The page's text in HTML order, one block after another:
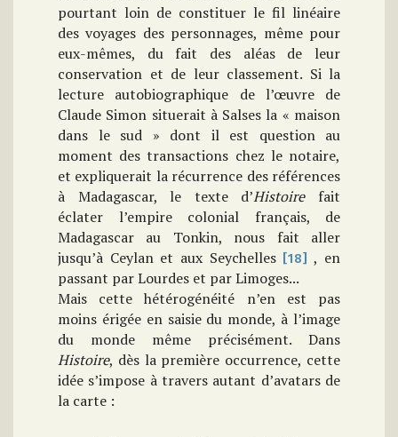
pourtant loin de constituer le fil linéaire
des voyages des personnages, même pour
eux-mêmes, du fait des aléas de leur
conservation et de leur classement. Si la
lecture autobiographique de l’œuvre de
Claude Simon situerait à Salses la « maison
dans le sud » dont il est question au
moment des transactions chez le notaire,
et expliquerait la récurrence des références
à Madagascar, le texte d’Histoirefait
éclater l’empire colonial français, de
Madagascar au Tonkin, nous fait aller
jusqu’à Ceylan et aux Seychelles [18] , en
passant par Lourdes et par Limoges...
Mais cette hétérogénéité n’en est pas
moins érigée en saisie du monde, à l’image
du monde même précisément. Dans
Histoire, dès la première occurrence, cette
idée s’impose à travers autant d’avatars de
la carte :